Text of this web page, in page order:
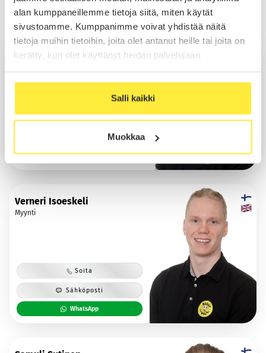
alan kumppaneillemme tietoja siitä, miten käytät
sivustoamme. Kumppanimme voivat yhdistää näitä
tietoja muihin tietoihin, joita olet antanut heille tai joita on
kerätty, kun olet käyttänyt heidän palvelujaan.
Salli kaikki
Muokkaa
Myynti Lempäälä
Kasimir Ojala
Myynti
WhatsApp
Verneri Isoeskeli
Myynti
Soita
Sähköposti
WhatsApp